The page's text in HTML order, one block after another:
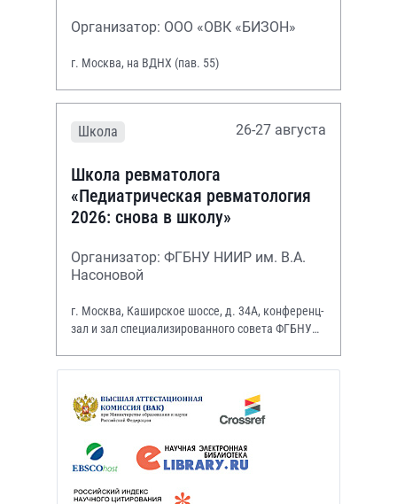
Организатор: ООО «ОВК «БИЗОН»
г. Москва, на ВДНХ (пав. 55)
Школа 26-27 августа
Школа ревматолога
«Педиатрическая ревматология
2026: снова в школу»
Организатор: ФГБНУ НИИР им. В.А.
Насоновой
г. Москва, Каширское шоссе, д. 34А, конференц-
зал и зал специализированного совета ФГБНУ